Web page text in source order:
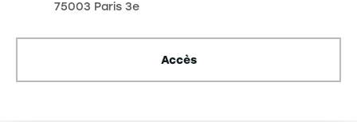
75003 Paris 3e
Accès